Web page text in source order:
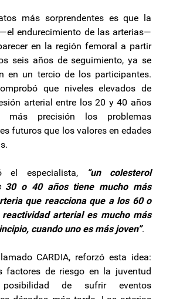
más sorprendentes es que la
endurecimiento de las arterias—
en la región femoral a partir
seis años de seguimiento, ya se
en un tercio de los participantes.
que niveles elevados de
arterial entre los 20 y 40 años
más precisión los problemas
futuros que los valores en edades
el especialista,
“un colesterol
30 o 40 años tiene mucho más
que reacciona que a los 60 o
arterial es mucho más
cuando uno es más joven”.
CARDIA, reforzó esta idea:
factores de riesgo en la juventud
de sufrir eventos